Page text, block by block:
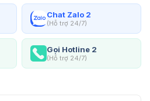
Chat Zalo 2
(Hỗ trợ 24/7)
Gọi Hotline 2
(Hỗ trợ 24/7)